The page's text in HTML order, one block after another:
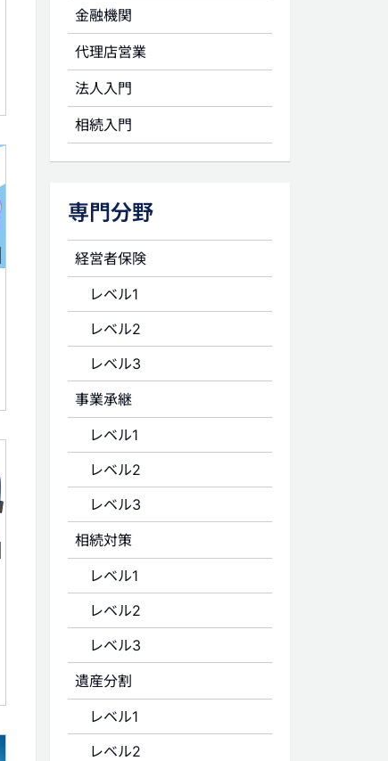
金融機関
代理店営業
法人入門
相続入門
専門分野
経営者保険
レベル1
レベル2
レベル3
事業承継
レベル1
レベル2
レベル3
相続対策
レベル1
レベル2
レベル3
遺産分割
レベル1
レベル2